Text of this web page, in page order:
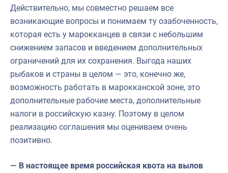
Действительно, мы совместно решаем все
возникающие вопросы и понимаем ту озабоченность,
которая есть у марокканцев в связи с небольшим
снижением запасов и введением дополнительных
ограничений для их сохранения. Выгода наших
рыбаков и страны в целом — это, конечно же,
возможность работать в марокканской зоне, это
дополнительные рабочие места, дополнительные
налоги в российскую казну. Поэтому в целом
реализацию соглашения мы оцениваем очень
позитивно.
— В настоящее время российская квота на вылов